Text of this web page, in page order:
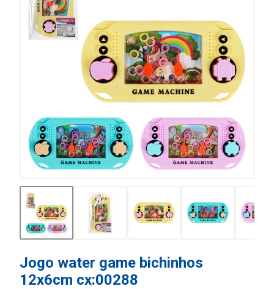
Jogo water game bichinhos
12x6cm cx:00288